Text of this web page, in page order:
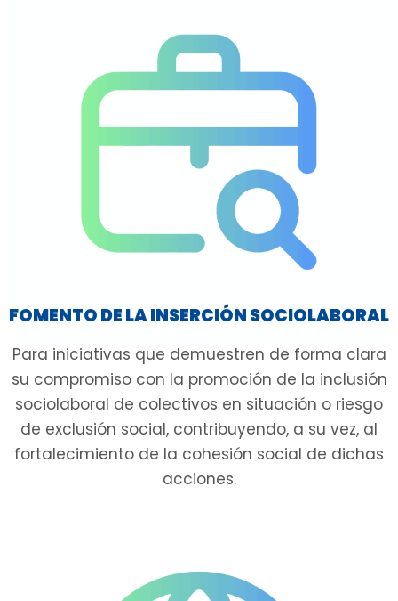
FOMENTO DE LA INSERCIÓN SOCIOLABORAL
Para iniciativas que demuestren de forma clara
su compromiso con la promoción de la inclusión
sociolaboral de colectivos en situación o riesgo
de exclusión social, contribuyendo, a su vez, al
fortalecimiento de la cohesión social de dichas
acciones.